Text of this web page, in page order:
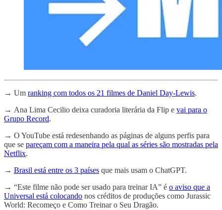
→ Um ranking com todos os 21 filmes de Daniel Day-Lewis.
→ Ana Lima Cecilio deixa curadoria literária da Flip e vai para o
Grupo Record.
→ O YouTube está redesenhando as páginas de alguns perfis para
que se pareçam com a maneira pela qual as séries são mostradas pela
Netflix.
→ Brasil está entre os 3 países que mais usam o ChatGPT.
→ “Este filme não pode ser usado para treinar IA” é o aviso que a
Universal está colocando nos créditos de produções como Jurassic
World: Recomeço e Como Treinar o Seu Dragão.